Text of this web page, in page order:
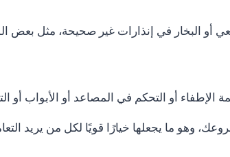
أو البخار في إنذارات غير صحيحة، مثل بعض
أو التحكم في المصاعد أو الأبواب أو
وهو ما يجعلها خيارًا قويًا لكل من يريد